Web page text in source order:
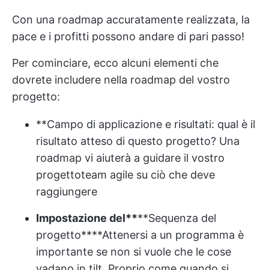
Con una roadmap accuratamente realizzata, la
pace e i profitti possono andare di pari passo!
Per cominciare, ecco alcuni elementi che
dovrete includere nella roadmap del vostro
progetto:
**Campo di applicazione e risultati: qual è il
risultato atteso di questo progetto? Una
roadmap vi aiuterà a guidare il vostro
progettoteam agile su ciò che deve
raggiungere
Impostazione del****Sequenza del
progetto****Attenersi a un programma è
importante se non si vuole che le cose